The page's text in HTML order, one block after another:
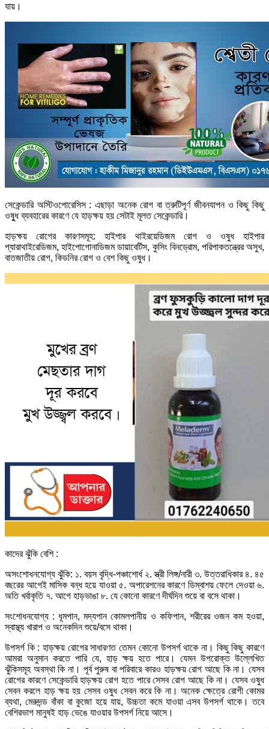
যায়।
সেকেন্ডারি অস্টিওপোরেসিস : এছাড়া অনেক রোগ বা ত্রুটিপূর্ণ জীবনযাপন ও কিছু কিছু
ওষুুধ ব্যবহারের কারণে যে হাড়ক্ষয় হয় সেটাই মূলত সেকেন্ডারি।
হাড়ক্ষয় রোগের কারণসমূহ: হাইপার থাইরয়েডিজম রোগ ও ওষুধ হাইপার
প্যারাথাইরেডিজম, হাইপোগোনাডিজম ডায়াবেটিস, কুসিং বিনড্রোম, পরিপাকতন্ত্রের অসুখ,
বাতজাতীয় রোগ, কিডনির রোগ ও বেশ কিছু ওষুধ।
কাদের ঝুঁকি বেশি :
অসংশোধনযোগ্য ঝুঁকি: ১. বয়স বৃদ্ধি-পঞ্চাশোর্ধ ২. স্ত্রী লিঙ্গ/নারী ৩. উত্তরাধিকার ৪. ৪৫
বছরের আগেই মাসিক বন্ধ হয়ে যাওয়া ৫. অপারেশনের কারণে ডিম্বাশয় ফেলে দেওয়া ৬.
অতি খর্বাকৃতি ৭. আগে হাড়ভাঙা ৮. যে কোনো কারণে দীর্ঘদিন শুয়ে বা বসে থাকা।
সংশোধনযোগ্য : ধূমপান, মদ্যপান কোমলপানীয় ও কফিপান, শরীরের ওজন কম হওয়া,
স্বাস্থ্য খারাপ ও অনেকদিন শুয়ে/বসে থাকা।
উপসর্গ কি : হাড়ক্ষয় রোগের সাধারণত তেমন কোনো উপসর্গ থাকে না। কিছু কিছু কারণে
আমরা অনুমান করতে পারি যে, হাড় ক্ষয় হতে পারে। যেমন উপরোক্ত উল্লেখিত
ঝুঁকিসমূহ অবস্থা কি না। পূর্ব পুরুষ বা পরিবারে কারও হাড়ক্ষয় রোগ আছে কি না। যেসব
রোগের কারণে সেকেন্ডারি হাড়ক্ষয় রোগ হতে পারে সেসব রোগ আছে কি না। যেসব ওষুধ
সেবন করলে হাড় ক্ষয় হয় সেসব ওষুধ সেবন করে কি না। অনেক ক্ষেত্রে রোগী কোমর
ব্যথা, মেরুদন্ড বাঁকা বা কুজো হয়ে যায়, উচ্চতা কমে যাওয়া এসব উপসর্গ থাকে। তবে
বেশিরভাগ মানুষই হাড় ভেঙে যাওয়ার উপসর্গ নিয়ে আসে।